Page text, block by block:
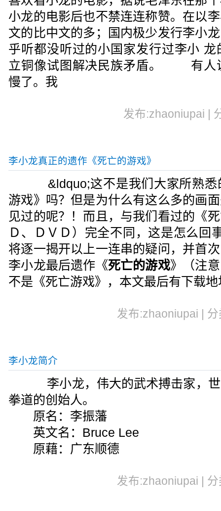
小龙的电影后也不禁连连称赞。在以
文的比中文的多；国内极少发行李小
乎听都没听过的小国家发行过李小
立铜像试图解决民族矛盾。 有人
慢了。我
发布:zhaoniupai |
李小龙真正的遗作《死亡的游戏》
&ldquo;这不是我们大家所熟悉
游戏》吗？但是为什么有这么多的画
见过的呢？！而且，与我们看过的《
Ｄ、ＤＶＤ）完全不同，这是怎么回
将逐一揭开以上一连串的疑问，并首
李小龙最后遗作《死亡的游戏》（注
不是《死亡游戏》，本文最后有下载
发布:zhaoniupai |
李小龙简介
李小龙，伟大的武术搏击家，世
拳道的创始人。
原名：李振藩
英文名：Bruce Lee
原藉：广东顺德
发布:zhaoniupai |